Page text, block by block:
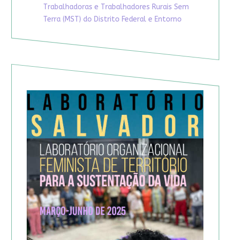
Trabalhadoras e Trabalhadores Rurais Sem
Terra (MST) do Distrito Federal e Entorno